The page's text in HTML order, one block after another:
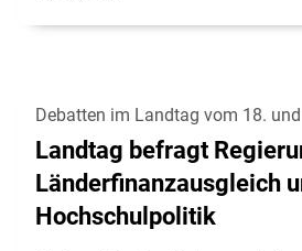
Debatten im Landtag vom 18.
Landtag befragt
Länderfinanzausgleich
Hochschulpolitik